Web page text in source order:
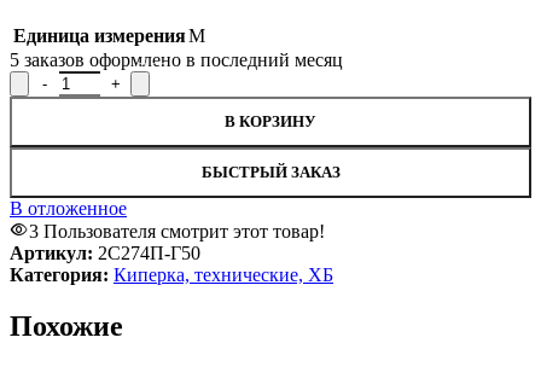
Единица измеренияМ
5 заказов оформлено в последний месяц
Количество товара Лента веретенная 2С274П-Г50, ширина 1,2
В КОРЗИНУ
БЫСТРЫЙ ЗАКАЗ
В отложенное
3 Пользователя смотрит этот товар!
Артикул: 2С274П-Г50
Категория: Киперка, технические, ХБ
Похожие
SALE